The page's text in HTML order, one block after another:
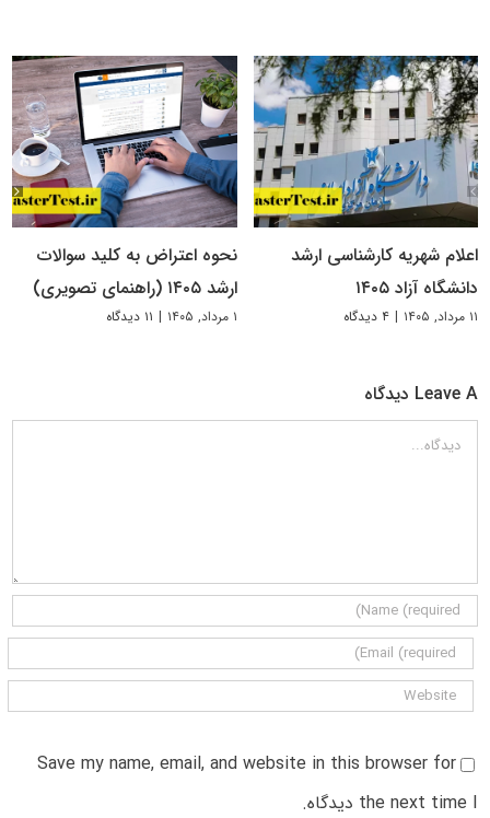
اعلام شهریه کارشناسی ارشد
دانشگاه آزاد ۱۴۰۵
۱۱ مرداد, ۱۴۰۵ | ۴ دیدگاه
نحوه اعتراض به کلید سوالات
ارشد ۱۴۰۵ (راهنمای تصویری)
۱ مرداد, ۱۴۰۵ | ۱۱ دیدگاه
Leave A دیدگاه
دیدگاه
Save my name, email, and website in this browser for
the next time I دیدگاه.